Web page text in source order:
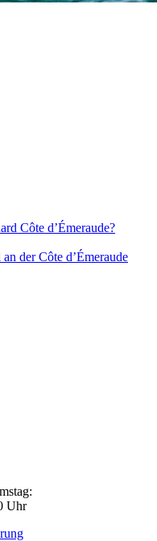
Côte d’Émeraude?
der Côte d’Émeraude
Uhr